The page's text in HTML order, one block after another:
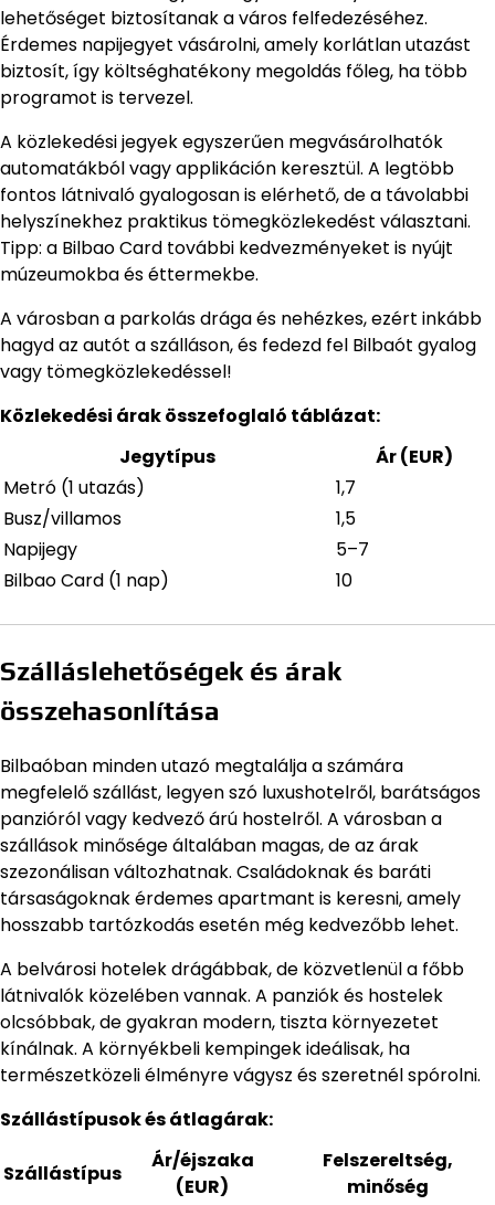
lehetőséget biztosítanak a város felfedezéséhez.
Érdemes napijegyet vásárolni, amely korlátlan utazást
biztosít, így költséghatékony megoldás főleg, ha több
programot is tervezel.
A közlekedési jegyek egyszerűen megvásárolhatók
automatákból vagy applikáción keresztül. A legtöbb
fontos látnivaló gyalogosan is elérhető, de a távolabbi
helyszínekhez praktikus tömegközlekedést választani.
Tipp: a Bilbao Card további kedvezményeket is nyújt
múzeumokba és éttermekbe.
A városban a parkolás drága és nehézkes, ezért inkább
hagyd az autót a szálláson, és fedezd fel Bilbaót gyalog
vagy tömegközlekedéssel!
Közlekedési árak összefoglaló táblázat:
Jegytípus
Ár (EUR)
Metró (1 utazás)
1,7
Busz/villamos
1,5
Napijegy
5–7
Bilbao Card (1 nap)
10
Szálláslehetőségek és árak
összehasonlítása
Bilbaóban minden utazó megtalálja a számára
megfelelő szállást, legyen szó luxushotelről, barátságos
panzióról vagy kedvező árú hostelről. A városban a
szállások minősége általában magas, de az árak
szezonálisan változhatnak. Családoknak és baráti
társaságoknak érdemes apartmant is keresni, amely
hosszabb tartózkodás esetén még kedvezőbb lehet.
A belvárosi hotelek drágábbak, de közvetlenül a főbb
látnivalók közelében vannak. A panziók és hostelek
olcsóbbak, de gyakran modern, tiszta környezetet
kínálnak. A környékbeli kempingek ideálisak, ha
természetközeli élményre vágysz és szeretnél spórolni.
Szállástípusok és átlagárak:
Szállástípus
Ár/éjszaka
(EUR)
Felszereltség,
minőség